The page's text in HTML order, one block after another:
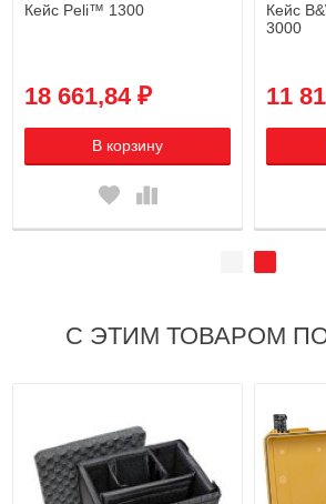
Кейс Peli™ 1300
18 661,84 ₽
В корзину
Кейс
3000
11
С ЭТИМ ТОВАРОМ